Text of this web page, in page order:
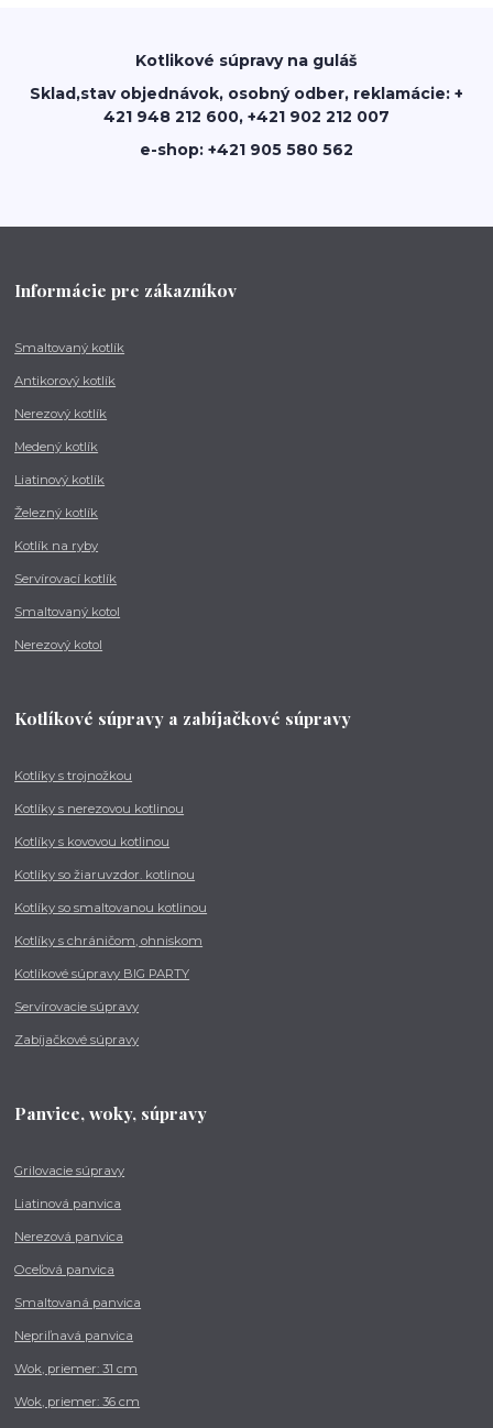
Kotlikové súpravy na guláš
Sklad,stav objednávok, osobný odber, reklamácie: +
421 948 212 600, +421 902 212 007
e-shop: +421 905 580 562
Informácie pre zákazníkov
Smaltovaný kotlík
Antikorový kotlík
Nerezový kotlík
Medený kotlík
Liatinový kotlík
Železný kotlík
Kotlík na ryby
Servírovací kotlík
Smaltovaný kotol
Nerezový kotol
Kotlíkové súpravy a zabíjačkové súpravy
Kotlíky s trojnožkou
Kotlíky s nerezovou kotlinou
Kotlíky s kovovou kotlinou
Kotlíky so žiaruvzdor. kotlinou
Kotlíky so smaltovanou kotlinou
Kotlíky s chráničom, ohniskom
Kotlíkové súpravy BIG PARTY
Servírovacie súpravy
Zabíjačkové súpravy
Panvice, woky, súpravy
Grilovacie súpravy
Liatinová panvica
Nerezová panvica
Oceľová panvica
Smaltovaná panvica
Nepriľnavá panvica
Wok, priemer: 31 cm
Wok, priemer: 36 cm